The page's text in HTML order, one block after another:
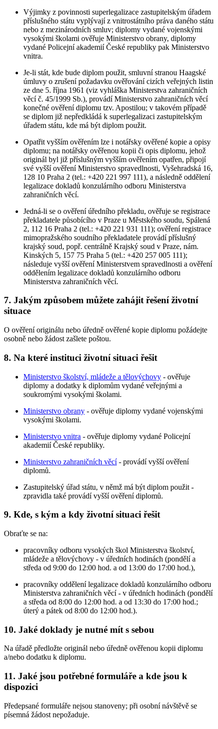
Výjimky z povinnosti superlegalizace zastupitelským úřadem
příslušného státu vyplývají z vnitrostátního práva daného státu
nebo z mezinárodních smluv; diplomy vydané vojenskými
vysokými školami ověřuje Ministerstvo obrany, diplomy
vydané Policejní akademií České republiky pak Ministerstvo
vnitra.
Je-li stát, kde bude diplom použit, smluvní stranou Haagské
úmluvy o zrušení požadavku ověřování cizích veřejných listin
ze dne 5. října 1961 (viz vyhláška Ministerstva zahraničních
věcí č. 45/1999 Sb.), provádí Ministerstvo zahraničních věcí
konečné ověření diplomu tzv. Apostilou; v takovém případě
se diplom již nepředkládá k superlegalizaci zastupitelským
úřadem státu, kde má být diplom použit.
Opatřit vyšším ověřením lze i notářsky ověřené kopie a opisy
diplomu; na notářsky ověřenou kopii či opis diplomu, jehož
originál byl již příslušným vyšším ověřením opatřen, připojí
své vyšší ověření Ministerstvo spravedlnosti, Vyšehradská 16,
128 10 Praha 2 (tel.: +420 221 997 111), a následně oddělení
legalizace dokladů konzulárního odboru Ministerstva
zahraničních věcí.
Jedná-li se o ověření úředního překladu, ověřuje se registrace
překladatele působícího v Praze u Městského soudu, Spálená
2, 112 16 Praha 2 (tel.: +420 221 931 111); ověření registrace
mimopražského soudního překladatele provádí příslušný
krajský soud, popř. centrálně Krajský soud v Praze, nám.
Kinských 5, 157 75 Praha 5 (tel.: +420 257 005 111);
následuje vyšší ověření Ministerstvem spravedlnosti a ověření
oddělením legalizace dokladů konzulárního odboru
Ministerstva zahraničních věcí.
7. Jakým způsobem můžete zahájit řešení životní
situace
O ověření originálu nebo úředně ověřené kopie diplomu požádejte
osobně nebo žádost zašlete poštou.
8. Na které instituci životní situaci řešit
Ministerstvo školství, mládeže a tělovýchovy - ověřuje
diplomy a dodatky k diplomům vydané veřejnými a
soukromými vysokými školami.
Ministerstvo obrany - ověřuje diplomy vydané vojenskými
vysokými školami.
Ministerstvo vnitra - ověřuje diplomy vydané Policejní
akademií České republiky.
Ministerstvo zahraničních věcí- provádí vyšší ověření
diplomů.
Zastupitelský úřad státu, v němž má být diplom použit -
zpravidla také provádí vyšší ověření diplomů.
9. Kde, s kým a kdy životní situaci řešit
Obraťte se na:
pracovníky odboru vysokých škol Ministerstva školství,
mládeže a tělovýchovy - v úředních hodinách (pondělí a
středa od 9:00 do 12:00 hod. a od 13:00 do 17:00 hod.),
pracovníky oddělení legalizace dokladů konzulárního odboru
Ministerstva zahraničních věcí - v úředních hodinách (pondělí
a středa od 8:00 do 12:00 hod. a od 13:30 do 17:00 hod.;
úterý a pátek od 8:00 do 12:00 hod.).
10. Jaké doklady je nutné mít s sebou
Na úřadě předložte originál nebo úředně ověřenou kopii diplomu
a/nebo dodatku k diplomu.
11. Jaké jsou potřebné formuláře a kde jsou k
dispozici
Předepsané formuláře nejsou stanoveny; při osobní návštěvě se
písemná žádost nepožaduje.